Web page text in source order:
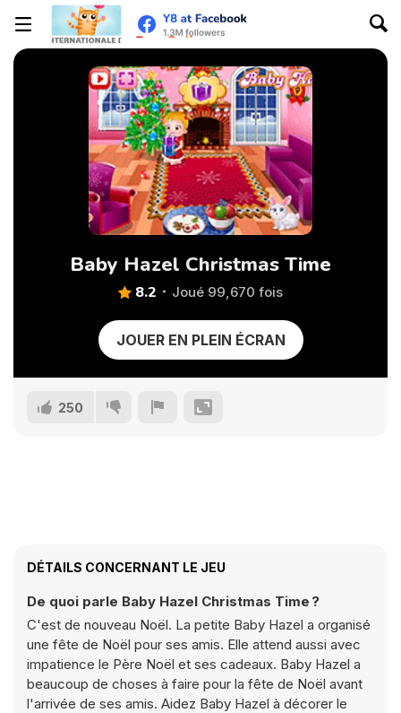
Baby Hazel Christmas Time
8.2 Joué 99,670 fois
JOUER EN PLEIN ÉCRAN
250
DÉTAILS CONCERNANT LE JEU
De quoi parle Baby Hazel Christmas Time ?
C'est de nouveau Noël. La petite Baby Hazel a organisé
une fête de Noël pour ses amis. Elle attend aussi avec
impatience le Père Noël et ses cadeaux. Baby Hazel a
beaucoup de choses à faire pour la fête de Noël avant
l'arrivée de ses amis. Aidez Baby Hazel à décorer le